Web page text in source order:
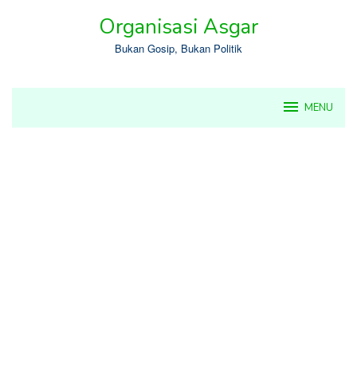
Organisasi Asgar
Bukan Gosip, Bukan Politik
MENU